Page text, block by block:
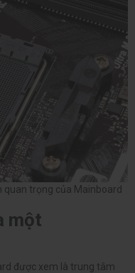
trọng của Mainboard
một
được xem là trung tâm